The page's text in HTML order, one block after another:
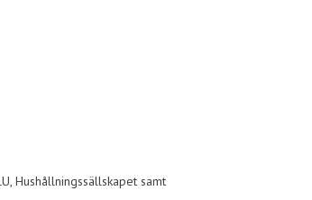
Hushållningssällskapet samt